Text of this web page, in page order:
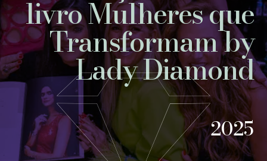
livro Mulheres que
Transformam by
Lady Diamond
2025